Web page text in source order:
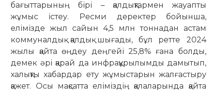
бағыттарының бірі – қалдықтармен жауапты
жұмыс істеу. Ресми деректер бойынша,
елімізде жыл сайын 4,5 млн тоннадан астам
коммуналдық қалдық шығады, бұл ретте 2024
жылы қайта өңдеу деңгейі 25,8% ғана болды,
демек әрі қарай да инфрақұрылымды дамытып,
халықты хабардар ету жұмыстарын жалғастыру
қажет. Осы мақсатта еліміздің қалаларында қайта